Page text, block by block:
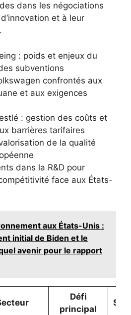
dans les négociations
et à leur
: poids et enjeux du
subventions
confrontés aux
et aux exigences
: gestion des coûts et
barrières tarifaires
de la qualité
dans la R&D pour
face aux États-
aux États-Unis :
initial de Biden et le
avenir pour le rapport
Défi
principal